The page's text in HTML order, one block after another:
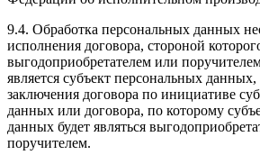
9.4. Обработка персональных данных
исполнения договора, стороной
выгодоприобретателем или
является субъект персональных данных,
заключения договора по инициативе
данных или договора, по которому
данных будет являться
поручителем.